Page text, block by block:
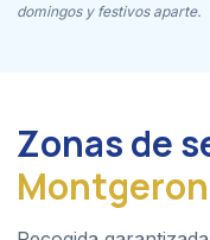
domingos y festivos aparte.
Zonas de
Montgeron